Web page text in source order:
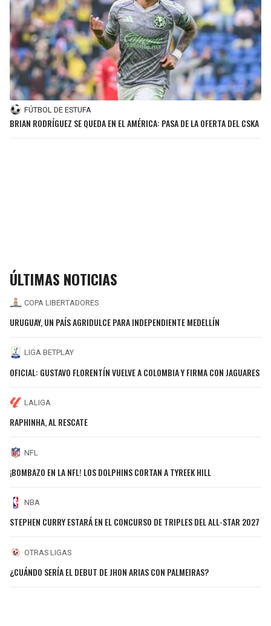
FÚTBOL DE ESTUFA
BRIAN RODRÍGUEZ SE QUEDA EN EL AMÉRICA: PASA DE LA OFERTA DEL CSKA
ÚLTIMAS NOTICIAS
COPA LIBERTADORES
URUGUAY, UN PAÍS AGRIDULCE PARA INDEPENDIENTE MEDELLÍN
LIGA BETPLAY
OFICIAL: GUSTAVO FLORENTÍN VUELVE A COLOMBIA Y FIRMA CON JAGUARES
LALIGA
RAPHINHA, AL RESCATE
NFL
¡BOMBAZO EN LA NFL! LOS DOLPHINS CORTAN A TYREEK HILL
NBA
STEPHEN CURRY ESTARÁ EN EL CONCURSO DE TRIPLES DEL ALL-STAR 2027
OTRAS LIGAS
¿CUÁNDO SERÍA EL DEBUT DE JHON ARIAS CON PALMEIRAS?